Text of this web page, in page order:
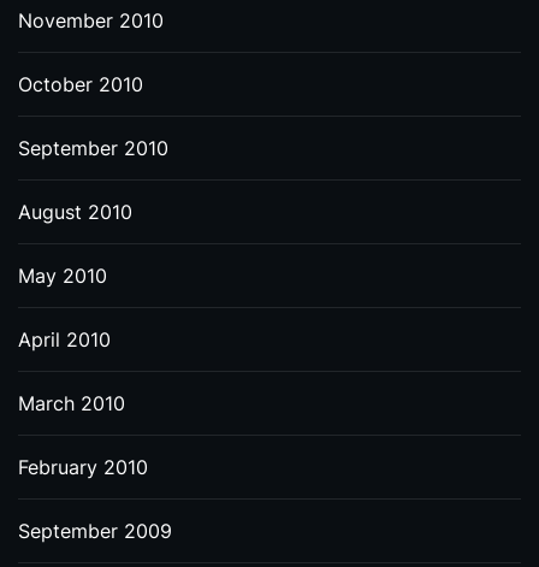
November 2010
October 2010
September 2010
August 2010
May 2010
April 2010
March 2010
February 2010
September 2009